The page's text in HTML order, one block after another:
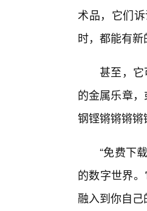
术品，它们
时，都能有新
甚至，
的金属乐章
钢铿锵锵锵
“免费下
的数字世界
融入到你自